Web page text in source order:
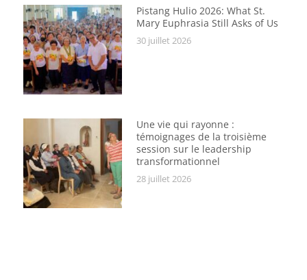
Pistang Hulio 2026: What St.
Mary Euphrasia Still Asks of Us
30 juillet 2026
Une vie qui rayonne :
témoignages de la troisième
session sur le leadership
transformationnel
28 juillet 2026